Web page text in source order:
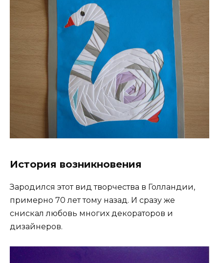
История возникновения
Зародился этот вид творчества в Голландии,
примерно 70 лет тому назад. И сразу же
снискал любовь многих декораторов и
дизайнеров.